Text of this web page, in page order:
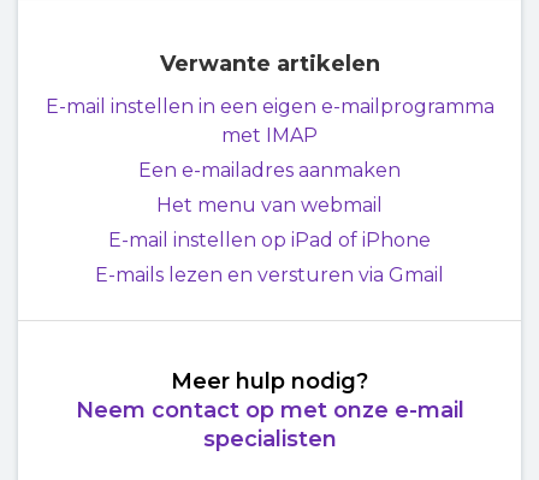
Verwante artikelen
E-mail instellen in een eigen e-mailprogramma
met IMAP
Een e-mailadres aanmaken
Het menu van webmail
E-mail instellen op iPad of iPhone
E-mails lezen en versturen via Gmail
Meer hulp nodig?
Neem contact op met onze e-mail
specialisten